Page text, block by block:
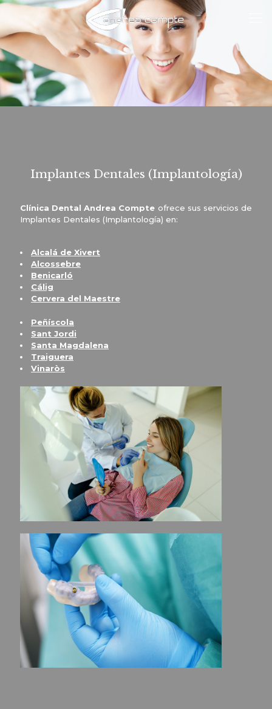
Implantes Dentales (Implantología)
Clínica Dental Andrea Compte ofrece sus servicios de
Implantes Dentales (Implantología) en:
Alcalá de Xivert
Alcossebre
Benicarló
Cálig
Cervera del Maestre
Peñíscola
Sant Jordi
Santa Magdalena
Traiguera
Vinaròs